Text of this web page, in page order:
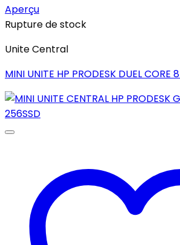
Aperçu
Rupture de stock
Unite Central
MINI UNITE HP PRODESK DUEL CORE